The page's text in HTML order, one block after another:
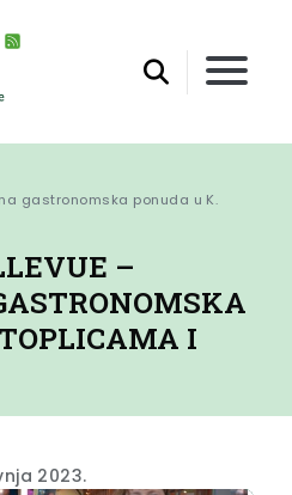
gastronomska ponuda u K.
–
I
2023.